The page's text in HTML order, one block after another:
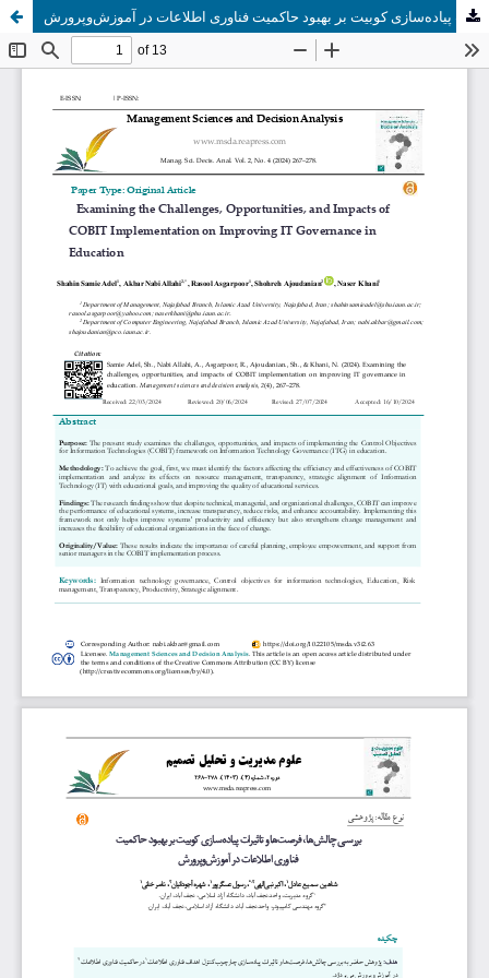
بررسی چالش‌ها، فرصت‌ها و تاثیرات پیاده‌سازی کوبیت بر بهبود حاکمیت فناوری اطلاعات در آموزش‌و‌پرورش